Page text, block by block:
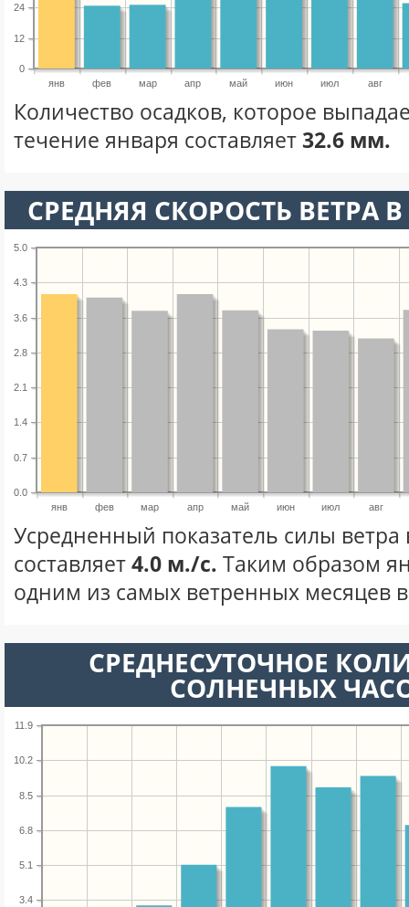
янв фев мар апр май июн июл авг
0
12
24
Количество осадков, которое
течение января составляет32.6 мм.
СРЕДНЯЯ СКОРОСТЬ ВЕТРА
янв фев мар апр май июн июл авг
0.0
0.7
1.4
2.1
2.8
3.6
4.3
5.0
Усредненный показатель силы ветра
составляет4.0 м./с. Таким образом
одним из самых ветренных месяцев в
СРЕДНЕСУТОЧНОЕ
СОЛНЕЧНЫХ
3.4
5.1
6.8
8.5
10.2
11.9